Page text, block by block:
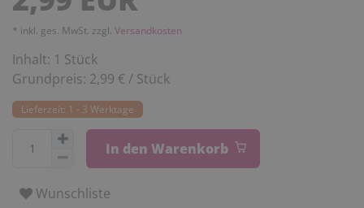
* inkl. ges. MwSt. zzgl. Versandkosten
Inhalt: 1 Stück
Grundpreis: 2,99 € / Stück
Lieferzeit: 1 - 3 Werktage
In den Warenkorb
Wunschliste